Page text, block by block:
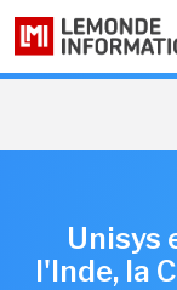
Unisys
l'Inde, la